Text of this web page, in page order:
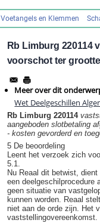
Voetangels en Klemmen
Rb Limburg 220114
voorschot ter
Meer over dit
Wet Deelgeschillen
Rb Limburg 220114
aangeboden slotbetaling
- kosten gevorderd en
5 De beoordeling
Leent het verzoek zich
5.1.
Nu Reaal dit betwist,
een deelgeschilprocedure
geen situatie van
kunnen worden. Reaal
niet aan de orde zijn. Het